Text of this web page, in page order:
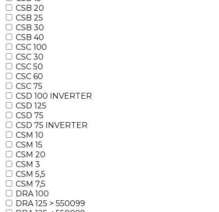
CSB 20
CSB 25
CSB 30
CSB 40
CSC 100
CSC 30
CSC 50
CSC 60
CSC 75
CSD 100 INVERTER
CSD 125
CSD 75
CSD 75 INVERTER
CSM 10
CSM 15
CSM 20
CSM 3
CSM 5,5
CSM 7,5
DRA 100
DRA 125 > 550099